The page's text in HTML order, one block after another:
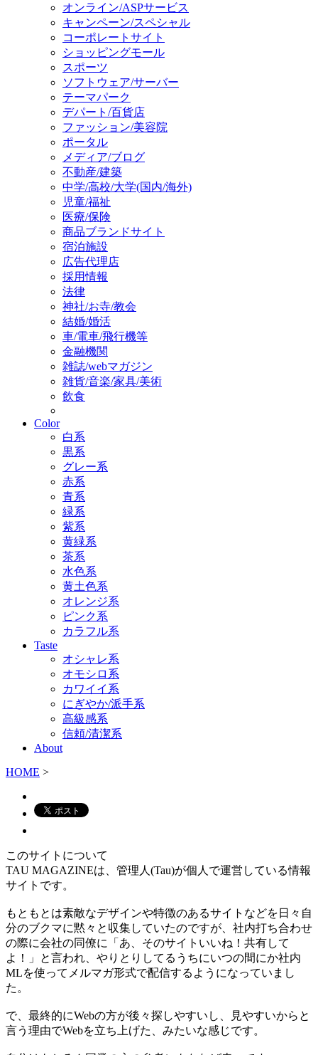
オンライン/ASPサービス
キャンペーン/スペシャル
コーポレートサイト
ショッピングモール
スポーツ
ソフトウェア/サーバー
テーマパーク
デパート/百貨店
ファッション/美容院
ポータル
メディア/ブログ
不動産/建築
中学/高校/大学(国内/海外)
児童/福祉
医療/保険
商品ブランドサイト
宿泊施設
広告代理店
採用情報
法律
神社/お寺/教会
結婚/婚活
車/電車/飛行機等
金融機関
雑誌/webマガジン
雑貨/音楽/家具/美術
飲食
Color
白系
黒系
グレー系
赤系
青系
緑系
紫系
黄緑系
茶系
水色系
黄土色系
オレンジ系
ピンク系
カラフル系
Taste
オシャレ系
オモシロ系
カワイイ系
にぎやか/派手系
高級感系
信頼/清潔系
About
HOME >
このサイトについて
TAU MAGAZINEは、管理人(Tau)が個人で運営している情報
サイトです。
もともとは素敵なデザインや特徴のあるサイトなどを日々自
分のブクマに黙々と収集していたのですが、社内打ち合わせ
の際に会社の同僚に「あ、そのサイトいいね！共有して
よ！」と言われ、やりとりしてるうちにいつの間にか社内
MLを使ってメルマガ形式で配信するようになっていまし
た。
で、最終的にWebの方が後々探しやすいし、見やすいからと
言う理由でWebを立ち上げた、みたいな感じです。